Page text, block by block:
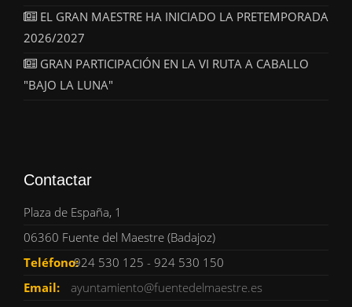
EL GRAN MAESTRE HA INICIADO LA PRETEMPORADA
2026/2027
GRAN PARTICIPACIÓN EN LA VI RUTA A CABALLO
"BAJO LA LUNA"
Contactar
Plaza de España, 1
06360 Fuente del Maestre (Badajoz)
Teléfono:924 530 125 - 924 530 150
Email:
ayuntamiento@fuentedelmaestre.es